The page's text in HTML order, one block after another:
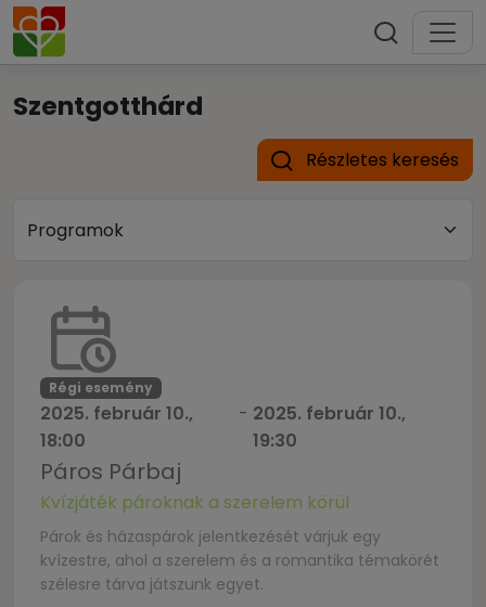
Szentgotthárd
Részletes keresés
Régi esemény
2025. február 10.,
18:00
- 2025. február 10.,
19:30
Páros Párbaj
Kvízjáték pároknak a szerelem körül
Párok és házaspárok jelentkezését várjuk egy
kvízestre, ahol a szerelem és a romantika témakörét
szélesre tárva játszunk egyet.